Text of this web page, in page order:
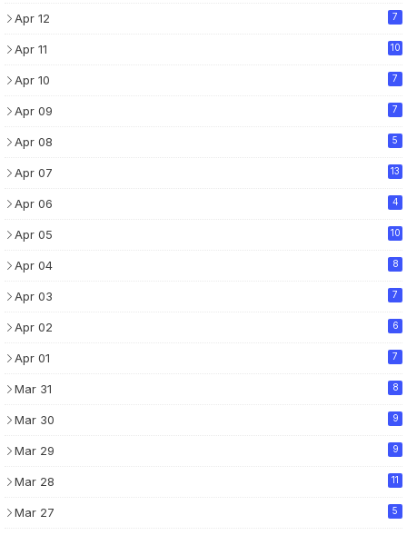
Apr 12 7
Apr 11 10
Apr 10 7
Apr 09 7
Apr 08 5
Apr 07 13
Apr 06 4
Apr 05 10
Apr 04 8
Apr 03 7
Apr 02 6
Apr 01 7
Mar 31 8
Mar 30 9
Mar 29 9
Mar 28 11
Mar 27 5